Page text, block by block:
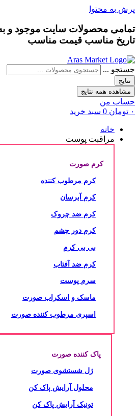
پرش به محتوا
تمامی محصولات سایت موجود و
تاریخ مناسب قیمت مناسب
جستجو ...
نتایج
مشاهده همه نتایج
حساب من
۰ تومان 0 سبد خرید
خانه
مراقبت پوست
کرم صورت
کرم مرطوب کننده
کرم آبرسان
کرم ضد چروک
کرم دور چشم
بی بی کرم
کرم ضد آفتاب
سرم پوست
ماسک و اسکراب صورت
اسپری مرطوب کننده صورت
پاک کننده صورت
ژل شستشوی صورت
محلول آرایش پاک کن
تونیک آرایش پاک کن